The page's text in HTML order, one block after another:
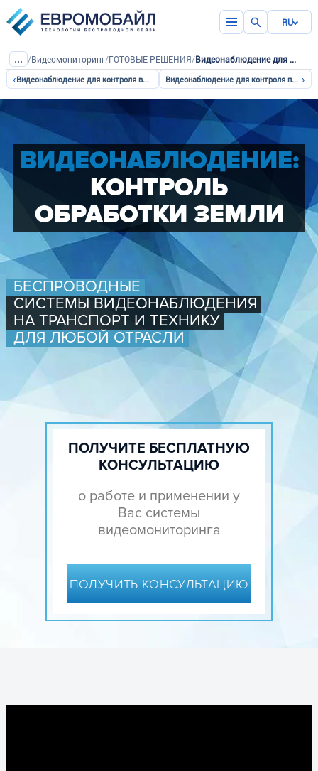
RU
... /Видеомониторинг/ГОТОВЫЕ РЕШЕНИЯ/ Видеонаблюдение для контроля обработки земли
‹ Видеонаблюдение для контроля выгрузки зерна со шнека Видеонаблюдение для контроля посевной ›
ВИДЕОНАБЛЮДЕНИЕ:
КОНТРОЛЬ
ОБРАБОТКИ ЗЕМЛИ
БЕСПРОВОДНЫЕ
СИСТЕМЫ ВИДЕОНАБЛЮДЕНИЯ
НА ТРАНСПОРТ И ТЕХНИКУ
ДЛЯ ЛЮБОЙ ОТРАСЛИ
ПОЛУЧИТЕ БЕСПЛАТНУЮ
КОНСУЛЬТАЦИЮ
о работе и применении у
Вас системы
видеомониторинга
ПОЛУЧИТЬ КОНСУЛЬТАЦИЮ